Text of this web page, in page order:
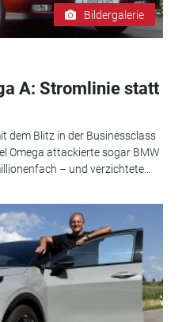
Bildergalerie
A: Stromlinie statt
dem Blitz in der Businessclass
Omega attackierte sogar BMW
– und verzichtete...